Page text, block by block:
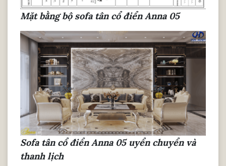
Mặt bằng bộ sofa tân cổ điển Anna 05
Sofa tân cổ điển Anna 05 uyển chuyển và
thanh lịch